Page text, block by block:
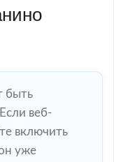
быть
веб-
включить
уже